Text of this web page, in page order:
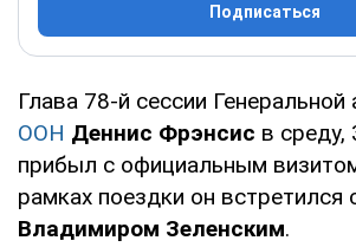
Подписаться
Глава 78-й сессии Генеральной
ООН Деннис Фрэнсис в среду,
прибыл с официальным
рамках поездки он встретился
Владимиром Зеленским.